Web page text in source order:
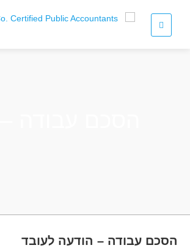
הסכם עבודה – הודעה לעובד